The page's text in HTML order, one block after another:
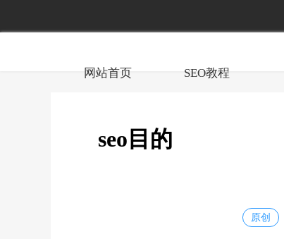
网站首页 SEO教程
seo目的
原创